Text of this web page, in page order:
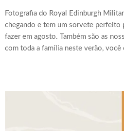
Fotografia do Royal Edinburgh
chegando e tem um sorvete perfeito
fazer em agosto. Também são as
com toda a família neste verão,